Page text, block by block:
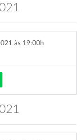
às 19:00h